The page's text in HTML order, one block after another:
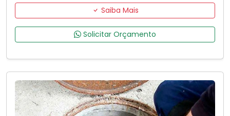
Saiba Mais
Solicitar Orçamento